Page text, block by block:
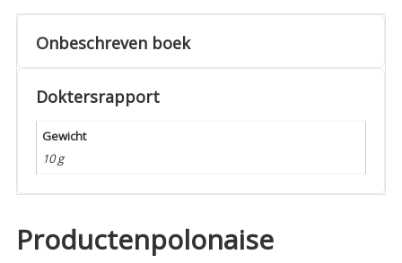
Onbeschreven boek
Doktersrapport
Gewicht
10 g
Productenpolonaise